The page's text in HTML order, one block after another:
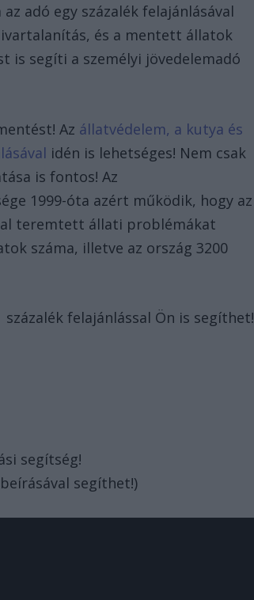
adó egy százalék felajánlásával
és a mentett állatok
is segíti a személyi jövedelemadó
Az állatvédelem, a kutya és
idén is lehetséges! Nem csak
is fontos! Az
1999-óta azért működik, hogy az
teremtett állati problémákat
száma, illetve az ország 3200
felajánlással Ön is segíthet!
segítség!
segíthet!)